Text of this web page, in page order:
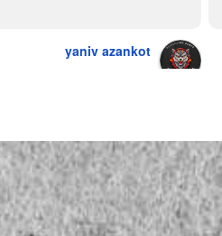
yaniv azankot